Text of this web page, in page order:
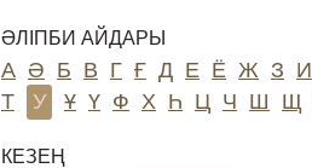
ӘЛІПБИ АЙДАРЫ
А Ә Б В Г Ғ Д Е Ё Ж З И
Т
У Ұ Ү Ф Х Һ Ц Ч Ш Щ
КЕЗЕҢ